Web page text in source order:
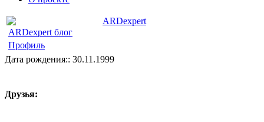
ARDexpert блог
Профиль
ARDexpert
Дата рождения:: 30.11.1999
Друзья: